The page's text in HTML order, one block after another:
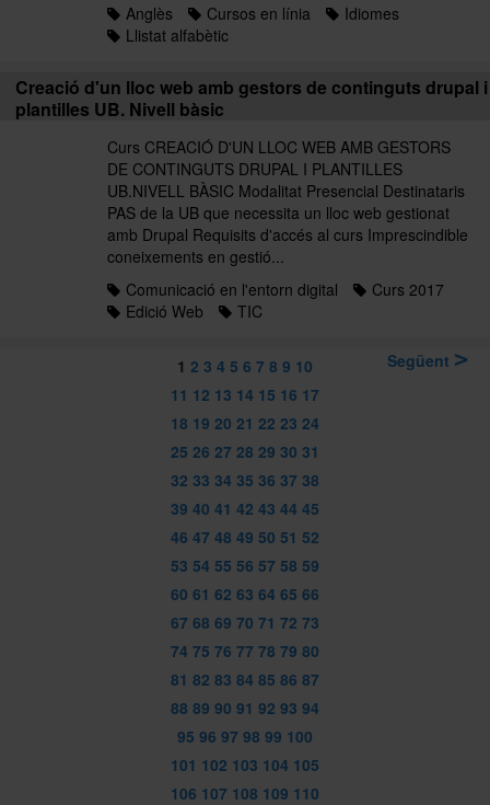
Anglès
Cursos en línia
Idiomes
Llistat alfabètic
Creació d'un lloc web amb gestors de continguts drupal i
plantilles UB. Nivell bàsic
Curs CREACIÓ D'UN LLOC WEB AMB GESTORS
DE CONTINGUTS DRUPAL I PLANTILLES
UB.NIVELL BÀSIC Modalitat Presencial Destinataris
PAS de la UB que necessita un lloc web gestionat
amb Drupal Requisits d'accés al curs Imprescindible
coneixements en gestió...
Comunicació en l'entorn digital
Curs 2017
Edició Web
TIC
1 2 3 4 5 6 7 8 9 10
11 12 13 14 15 16 17
18 19 20 21 22 23 24
25 26 27 28 29 30 31
32 33 34 35 36 37 38
39 40 41 42 43 44 45
46 47 48 49 50 51 52
53 54 55 56 57 58 59
60 61 62 63 64 65 66
67 68 69 70 71 72 73
74 75 76 77 78 79 80
81 82 83 84 85 86 87
88 89 90 91 92 93 94
95 96 97 98 99 100
101 102 103 104 105
106 107 108 109 110
Següent